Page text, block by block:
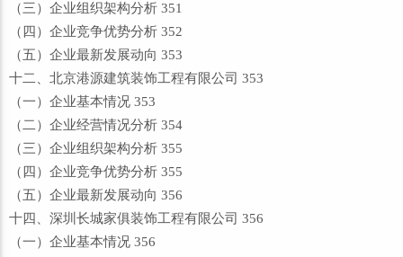
（三）企业组织架构分析 351
（四）企业竞争优势分析 352
（五）企业最新发展动向 353
十二、北京港源建筑装饰工程有限公司 353
（一）企业基本情况 353
（二）企业经营情况分析 354
（三）企业组织架构分析 355
（四）企业竞争优势分析 355
（五）企业最新发展动向 356
十四、深圳长城家俱装饰工程有限公司 356
（一）企业基本情况 356